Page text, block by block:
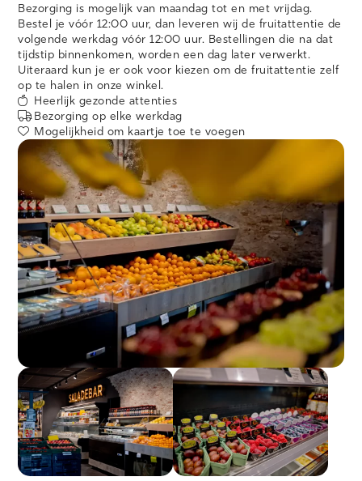
Bezorging is mogelijk van maandag tot en met vrijdag.
Bestel je vóór 12:00 uur, dan leveren wij de fruitattentie de
volgende werkdag vóór 12:00 uur. Bestellingen die na dat
tijdstip binnenkomen, worden een dag later verwerkt.
Uiteraard kun je er ook voor kiezen om de fruitattentie zelf
op te halen in onze winkel.
Heerlijk gezonde attenties
Bezorging op elke werkdag
Mogelijkheid om kaartje toe te voegen